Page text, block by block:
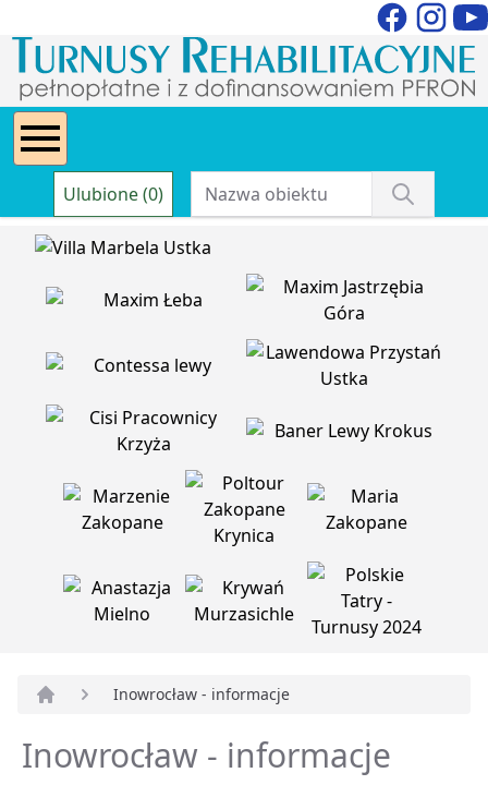
Ulubione (0)
Inowrocław - informacje
Inowrocław - informacje